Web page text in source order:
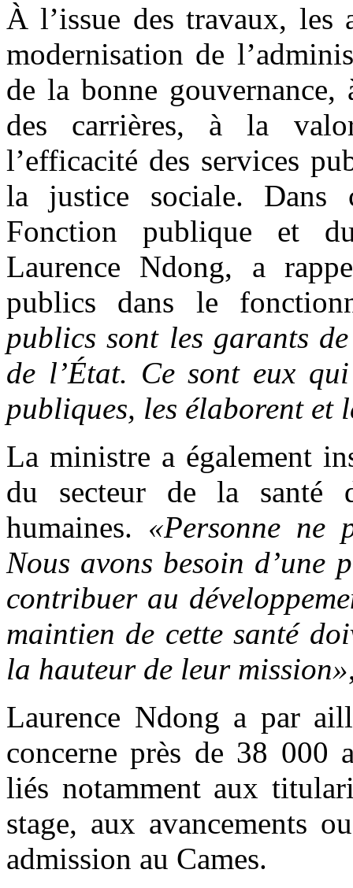
À l’issue des travaux, les
modernisation de
de la bonne gouvernance,
des carrières, à la
l’efficacité des services
la justice sociale. Dans
Fonction publique et
Laurence Ndong, a
publics dans le
publics sont les garants
de l’État. Ce sont eux
publiques, les élaborent et
La ministre a également
du secteur de la santé
humaines. «Personne ne
Nous avons besoin d’une
contribuer au
maintien de cette santé
la hauteur de leur mission»
Laurence Ndong a par
concerne près de 38 000
liés notamment aux
stage, aux avancements
admission au Cames.